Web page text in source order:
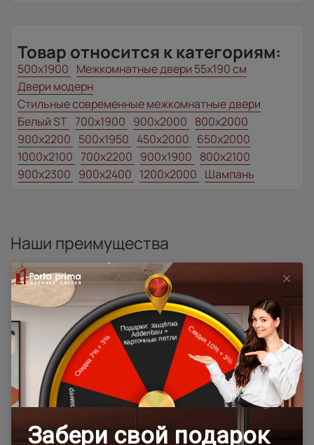
Товар относится к категориям:
500x1900 Межкомнатные двери 55х190 см
Двери модерн
Стильные современные межкомнатные двери
Белый ST 700x1900 900x2000 800x2000
900x2200 500x1950 450x2000 650x2000
1000x2100 700x2200 900x1900 800x2100
900x2300 900x2400 1200x2000 Шампань
Наши преимущества
Программы
лояльности